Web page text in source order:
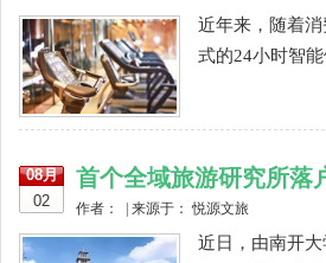
近年来，随着
式的24小时智
08月
02
首个全域旅游研究所落
作者： | 来源于： 悦源文旅
近日，由南开